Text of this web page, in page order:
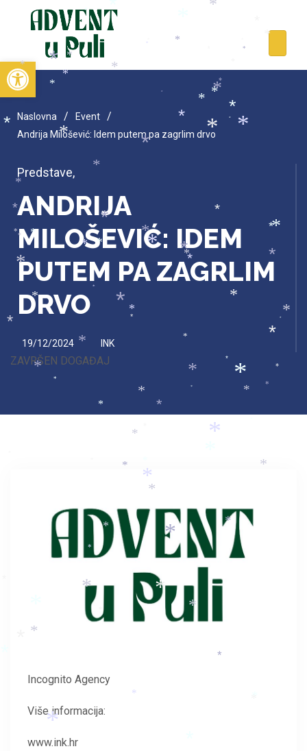
Open toolbar
Naslovna / Event /
Andrija Milošević: Idem putem pa zagrlim drvo
Predstave,
ANDRIJA
MILOŠEVIĆ: IDEM
PUTEM PA ZAGRLIM
DRVO
19/12/2024 INK
ZAVRŠEN DOGAĐAJ
Incognito Agency
Više informacija:
www.ink.hr
*
*
*
*
*
*
*
*
*
*
*
*
*
*
*
*
*
*
*
*
*
*
*
*
*
*
*
*
*
*
*
*
*
*
*
*
*
*
*
*
*
*
*
*
*
*
*
*
*
*
*
*
*
*
*
*
*
*
*
*
*
*
*
*
*
*
*
*
*
*
*
*
*
*
*
*
*
*
*
*
*
*
*
*
*